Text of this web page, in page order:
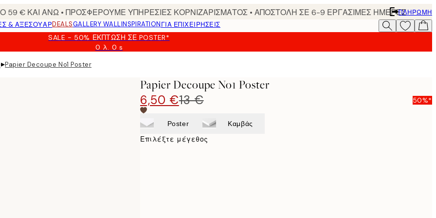
€ ΚΑΙ ΑΝΩ • ΠΡΟΣΦΕΡΟΥΜΕ ΥΠΗΡΕΣΙΕΣ ΚΟΡΝΙΖΑΡΙΣΜΑΤΟΣ • ΑΠΟΣΤΟΛΗ ΣΕ 6-9 ΕΡΓΑΣΙΜΕΣ ΗΜΕΡΕΣΠΛΗΡΩΜΉ
& ΑΞΕΣΟΥΆΡDEALSGALLERY WALLINSPIRATIONΓΙΑ ΕΠΙΧΕΙΡΗΣΕΙΣ
SALE - 50% ΈΚΠΤΩΣΗ ΣΕ POSTER*
0 λ. 0 s
Ισχύει
▸Papier Decoupe No1 Poster
Papier Decoupe No1 Poster
6,50 €13 € 50%*
Poster Καμβάς
Επιλέξτε μέγεθος